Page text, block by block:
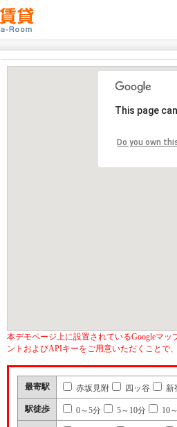
This page
Do you own
本デモページ上に設置されているGoogleマ
ントおよびAPIキーをご用意いただくことで
最寄駅 赤坂見附 四ッ谷 新
駅徒歩 0～5分 5～10分 10